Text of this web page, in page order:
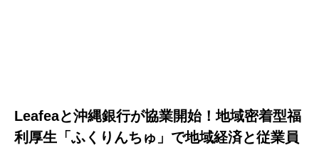
Leafeaと沖縄銀行が協業開始！地域密着型福
利厚生「ふくりんちゅ」で地域経済と従業員